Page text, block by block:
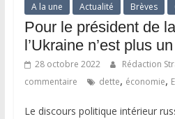
A la une Actualité Brèves
Pour le président de
l’Ukraine n’est plus
28 octobre 2022 Rédaction
commentaire
dette, économie,
Le discours politique intérieur